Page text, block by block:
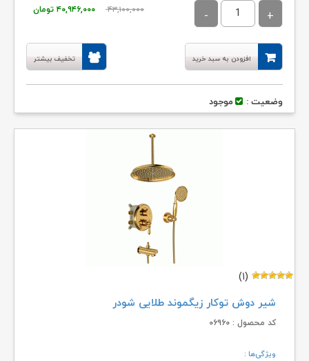
۴۳,۱۰۰,۰۰۰
قیمت
بود.
۴۰,۹۴۶,۰۰۰ تومان
افزودن به سبد خرید تخفیف بیشتر
وضعیت : موجود
(۱)
شیر دوش توکار زیگموند طلایی شودر
کد محصول : ۰۶۹۶۰
ویژگی‌ها :